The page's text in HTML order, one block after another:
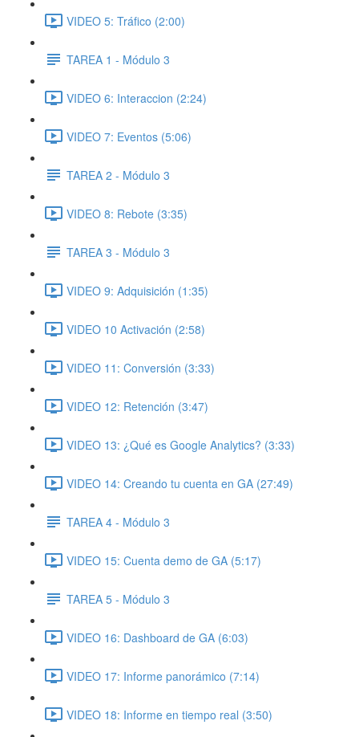
VIDEO 5: Tráfico (2:00)
TAREA 1 - Módulo 3
VIDEO 6: Interaccion (2:24)
VIDEO 7: Eventos (5:06)
TAREA 2 - Módulo 3
VIDEO 8: Rebote (3:35)
TAREA 3 - Módulo 3
VIDEO 9: Adquisición (1:35)
VIDEO 10 Activación (2:58)
VIDEO 11: Conversión (3:33)
VIDEO 12: Retención (3:47)
VIDEO 13: ¿Qué es Google Analytics? (3:33)
VIDEO 14: Creando tu cuenta en GA (27:49)
TAREA 4 - Módulo 3
VIDEO 15: Cuenta demo de GA (5:17)
TAREA 5 - Módulo 3
VIDEO 16: Dashboard de GA (6:03)
VIDEO 17: Informe panorámico (7:14)
VIDEO 18: Informe en tiempo real (3:50)